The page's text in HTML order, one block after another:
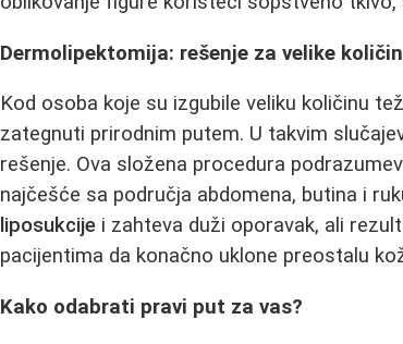
Dermolipektomija: rešenje za velike
Kod osoba koje su izgubile veliku količinu
zategnuti prirodnim putem. U takvim
rešenje. Ova složena procedura
najčešće sa područja abdomena, butina i
liposukcije i zahteva duži oporavak, ali
pacijentima da konačno uklone preostalu
Kako odabrati pravi put za vas?